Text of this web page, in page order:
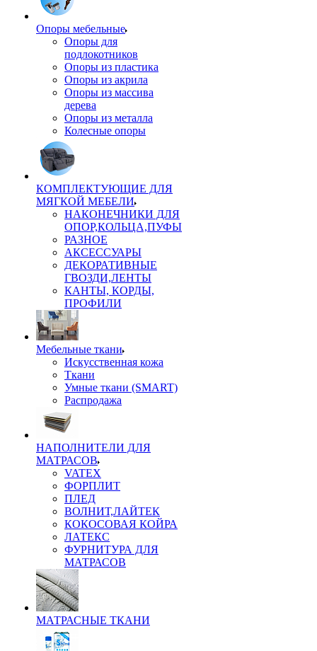
Опоры мебельные
Опоры для
подлокотников
Опоры из пластика
Опоры из акрила
Опоры из массива
дерева
Опоры из металла
Колесные опоры
КОМПЛЕКТУЮЩИЕ ДЛЯ
МЯГКОЙ МЕБЕЛИ
НАКОНЕЧНИКИ ДЛЯ
ОПОР,КОЛЬЦА,ПУФЫ
РАЗНОЕ
АКСЕССУАРЫ
ДЕКОРАТИВНЫЕ
ГВОЗДИ,ЛЕНТЫ
КАНТЫ, КОРДЫ,
ПРОФИЛИ
Мебельные ткани
Искусственная кожа
Ткани
Умные ткани (SMART)
Распродажа
НАПОЛНИТЕЛИ ДЛЯ
МАТРАСОВ
VATEX
ФОРПЛИТ
ПЛЕД
ВОЛНИТ,ЛАЙТЕК
КОКОСОВАЯ КОЙРА
ЛАТЕКС
ФУРНИТУРА ДЛЯ
МАТРАСОВ
МАТРАСНЫЕ ТКАНИ